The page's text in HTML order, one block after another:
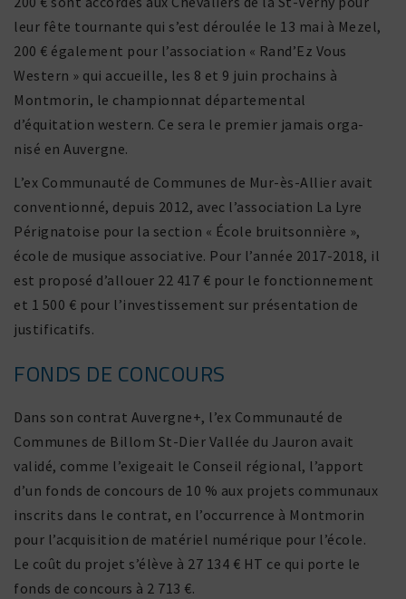
leur fête tour­nante qui s’est déroulée le 13 mai à Mezel,
200 € égale­ment pour l’association « Rand’Ez Vous
Western » qui accueille, les 8 et 9 juin prochains à
Montmorin, le cham­pionnat dépar­te­mental
d’équitation western. Ce sera le premier jamais orga­
nisé en Auvergne.
L’ex Communauté de Communes de Mur-ès-Allier avait
conven­tionné, depuis 2012, avec l’association La Lyre
Pérignatoise pour la section « École bruit­son­nière »,
école de musique asso­cia­tive. Pour l’année 2017-2018, il
est proposé d’allouer 22 417 € pour le fonc­tion­ne­ment
et 1 500 € pour l’investissement sur présen­ta­tion de
justificatifs.
FONDS DE CONCOURS
Dans son contrat Auvergne+, l’ex Communauté de
Communes de Billom St-Dier Vallée du Jauron avait
validé, comme l’exigeait le Conseil régional, l’apport
d’un fonds de concours de 10 % aux projets commu­naux
inscrits dans le contrat, en l’occurrence à Montmorin
pour l’acquisition de maté­riel numé­rique pour l’école.
Le coût du projet s’élève à 27 134 € HT ce qui porte le
fonds de concours à 2 713 €.